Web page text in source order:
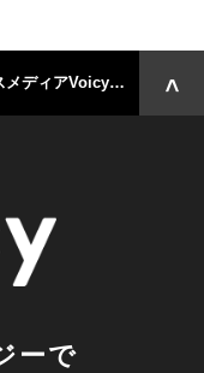
「ぴあ 映画のトリセツ」開設 〜注目の映画情報のみならず、エンタメ業界の舞台裏まで楽しめる！〜
ーで